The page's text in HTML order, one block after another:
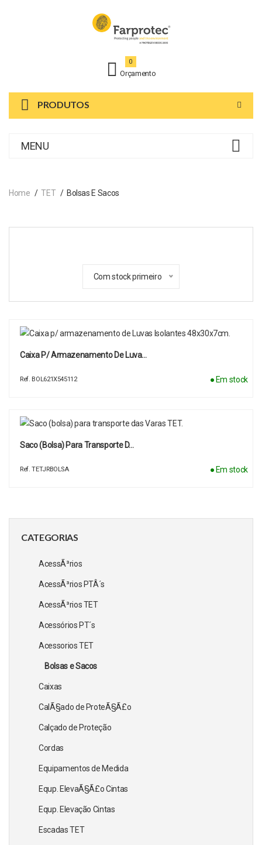
Orçamento
0
PRODUTOS
MENU
Home TET Bolsas E Sacos
CATEGORIAS
AcessÃ³rios
AcessÃ³rios PTÂ´s
AcessÃ³rios TET
Acessórios PT´s
Acessorios TET
Bolsas e Sacos
Caixas
CalÃ§ado de ProteÃ§Ã£o
Calçado de Proteção
Cordas
Equipamentos de Medida
Equp. ElevaÃ§Ã£o Cintas
Equp. Elevação Cintas
Escadas TET
Com stock primeiro
Caixa P/ Armazenamento De Luva…
Ref. BOL621X545112 ● Em stock
Saco (bolsa) Para Transporte D…
Ref. TETJRBOLSA ● Em stock